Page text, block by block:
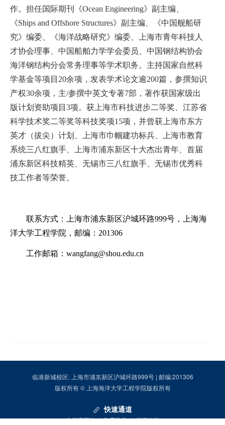
作。担任国际期刊《Ocean Engineering》副主编、
《Ships and Offshore Structures》副主编、《中国舰船研
究》编委、《海洋战略研究》编委、上海市青年科技人
才协会理事、中国船舶力学学会委员、中国钢结构协会
海洋钢结构分会常务理事等学术职务。主持国家自然科
学基金等项目20余项，发表学术论文逾200篇，参撰知识
产权30余项，主/参撰中英文专著7部，著作获国家级出
版计划资助项目3项。获上海市科技进步二等奖、江苏省
科学技术奖二等奖等科技奖项15项，并曾获上海市东方
英才（拔尖）计划、上海市巾帼建功标兵、上海市教育
系统三八红旗手、上海市浦东新区十大杰出青年、首届
浦东新区科技精英、无锡市三八红旗手、无锡市优秀科
技工作者等荣誉。
联系方式：上海市浦东新区沪城环路999号，上海海
洋大学工程学院，邮编： 201306
工作邮箱： wangfang@shou.edu.cn
临港新城校区: 上海市浦东新区沪城环路999号 | 邮编:201306
版权所有 © 上海海洋大学工程学院版权所有
快速通道
会议室预约|教育教学|书记信箱